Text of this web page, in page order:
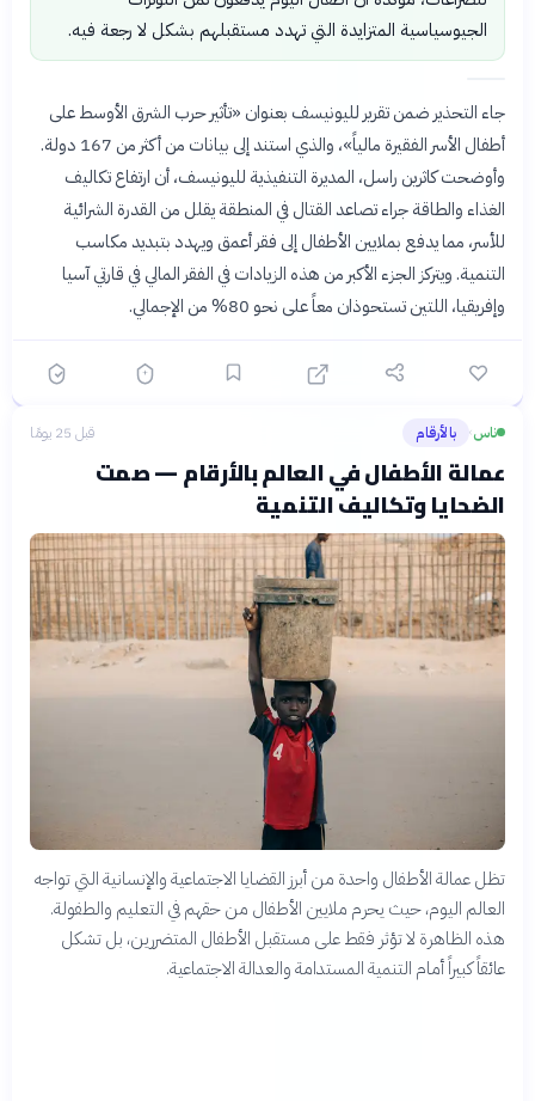
الجيوسياسية المتزايدة التي تهدد مستقبلهم بشكل لا رجعة فيه.
جاء التحذير ضمن تقرير لليونيسف بعنوان «تأثير حرب الشرق الأوسط على
أطفال الأسر الفقيرة مالياً»، والذي استند إلى بيانات من أكثر من 167 دولة.
وأوضحت كاثرين راسل، المديرة التنفيذية لليونيسف، أن ارتفاع تكاليف
الغذاء والطاقة جراء تصاعد القتال في المنطقة يقلل من القدرة الشرائية
للأسر، مما يدفع بملايين الأطفال إلى فقر أعمق ويهدد بتبديد مكاسب
التنمية. ويتركز الجزء الأكبر من هذه الزيادات في الفقر المالي في قارتي آسيا
وإفريقيا، اللتين تستحوذان معاً على نحو 80% من الإجمالي.
ناس› بالأرقام قبل 25 يومًا
عمالة الأطفال في العالم بالأرقام — صمت
الضحايا وتكاليف التنمية
تظل عمالة الأطفال واحدة من أبرز القضايا الاجتماعية والإنسانية التي تواجه
العالم اليوم، حيث يحرم ملايين الأطفال من حقهم في التعليم والطفولة.
هذه الظاهرة لا تؤثر فقط على مستقبل الأطفال المتضررين، بل تشكل
عائقاً كبيراً أمام التنمية المستدامة والعدالة الاجتماعية.